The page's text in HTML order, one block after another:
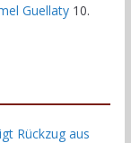
Guellaty 10.
Rückzug aus